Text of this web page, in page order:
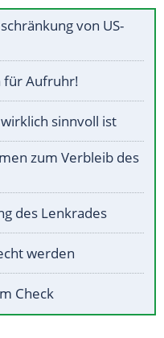
von US-
für Aufruhr!
sinnvoll ist
zum Verbleib des
des Lenkrades
werden
Check